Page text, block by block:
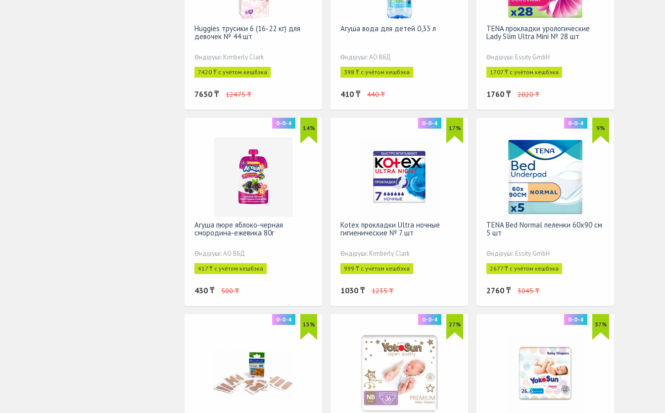
Huggies трусики 6 (16-22 кг) для
девочек № 44 шт
Өндіруші: Kimberly Clark
7420 ₸ с учётом кешбэка
7650 ₸ 12475 ₸
Агуша вода для детей 0,33 л
Өндіруші: АО ВБД
398 ₸ с учётом кешбэка
410 ₸ 440 ₸
TENA прокладки урологические
Lady Slim Ultra Mini № 28 шт
Өндіруші: Essity GmbH
1707 ₸ с учётом кешбэка
1760 ₸ 2020 ₸
14%
0-0-4
Агуша пюре яблоко-черная
смородина-ежевика 80г
Өндіруші: АО ВБД
417 ₸ с учётом кешбэка
430 ₸ 500 ₸
17%
0-0-4
Kotex прокладки Ultra ночные
гигиенические № 7 шт
Өндіруші: Kimberly Clark
999 ₸ с учётом кешбэка
1030 ₸ 1235 ₸
9%
0-0-4
TENA Bed Normal пеленки 60x90 см
5 шт
Өндіруші: Essity GmbH
2677 ₸ с учётом кешбэка
2760 ₸ 3045 ₸
15%
0-0-4
27%
0-0-4
37%
0-0-4